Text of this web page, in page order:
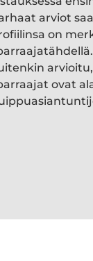
arviot
on
ovat